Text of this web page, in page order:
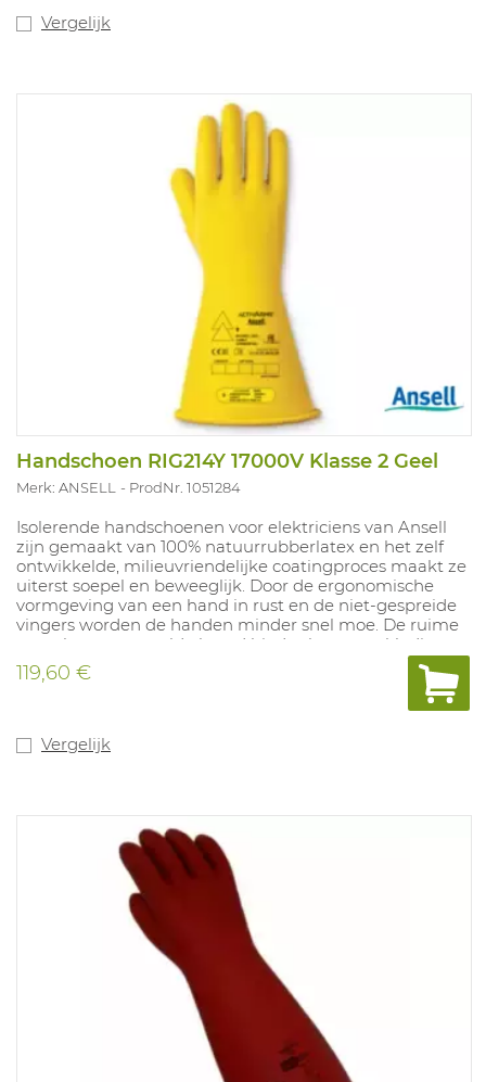
temperaturen (Categorie C) Klasse 00 Geel beschermt
Vergelijk
Handschoen RIG214Y 17000V Klasse 2 Geel
Merk: ANSELL ProdNr. 1051284
Isolerende handschoenen voor elektriciens van Ansell
zijn gemaakt van 100% natuurrubberlatex en het zelf
ontwikkelde, milieuvriendelijke coatingproces maakt ze
uiterst soepel en beweeglijk. Door de ergonomische
vormgeving van een hand in rust en de niet-gespreide
vingers worden de handen minder snel moe. De ruime
manchet met gerolde boord biedt plaats aan kleding
De gladde afwerking maakt het gemakkelijk om de
handschoenen aan en uit te trekken. Dikte 2,3mm,
lengte 360mm. Maten: 8-11 Gecertificeerd categorie R/C.
119,60 €
Vergelijk